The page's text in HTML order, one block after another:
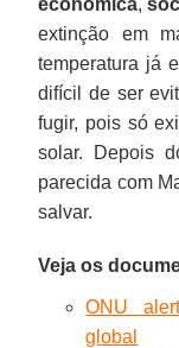
extinção em
temperatura já
difícil de ser
fugir, pois só
solar. Depois
parecida com
salvar.
Veja os
ONU
global